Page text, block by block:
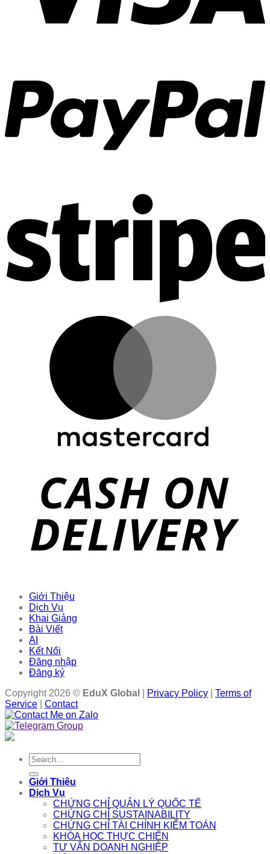
Giới Thiệu
Dịch Vụ
Khai Giảng
Bài Viết
AI
Kết Nối
Đăng nhập
Đăng ký
Copyright 2026 © EduX Global Privacy Policy
Terms of
Service
Contact
Search
for:
Giới Thiệu
Dịch Vụ
CHỨNG CHỈ QUẢN LÝ QUỐC TẾ
CHỨNG CHỈ SUSTAINABILITY
CHỨNG CHỈ TÀI CHÍNH KIỂM TOÁN
KHÓA HỌC THỰC CHIẾN
TƯ VẤN DOANH NGHIỆP